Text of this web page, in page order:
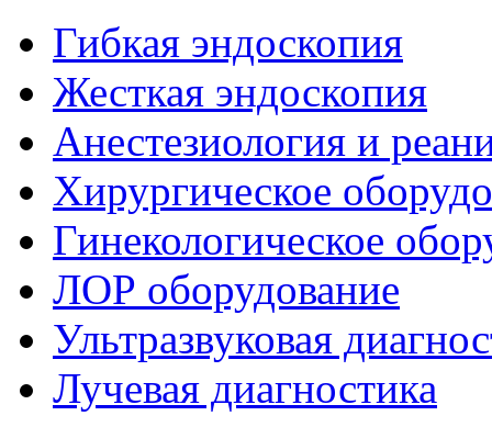
Гибкая эндоскопия
Жесткая эндоскопия
Анестезиология и
Хирургическое
Гинекологическое
ЛОР оборудование
Ультразвуковая
Лучевая диагностика